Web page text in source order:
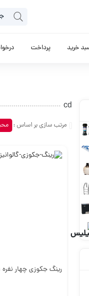
خرید پرداخت
تومان
cd
مرتب سازی بر اساس :
رینگ جکوزی چهار